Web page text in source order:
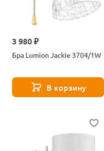
3 980 ₽
Бра Lumion Jackie 3704/1W
В корзину